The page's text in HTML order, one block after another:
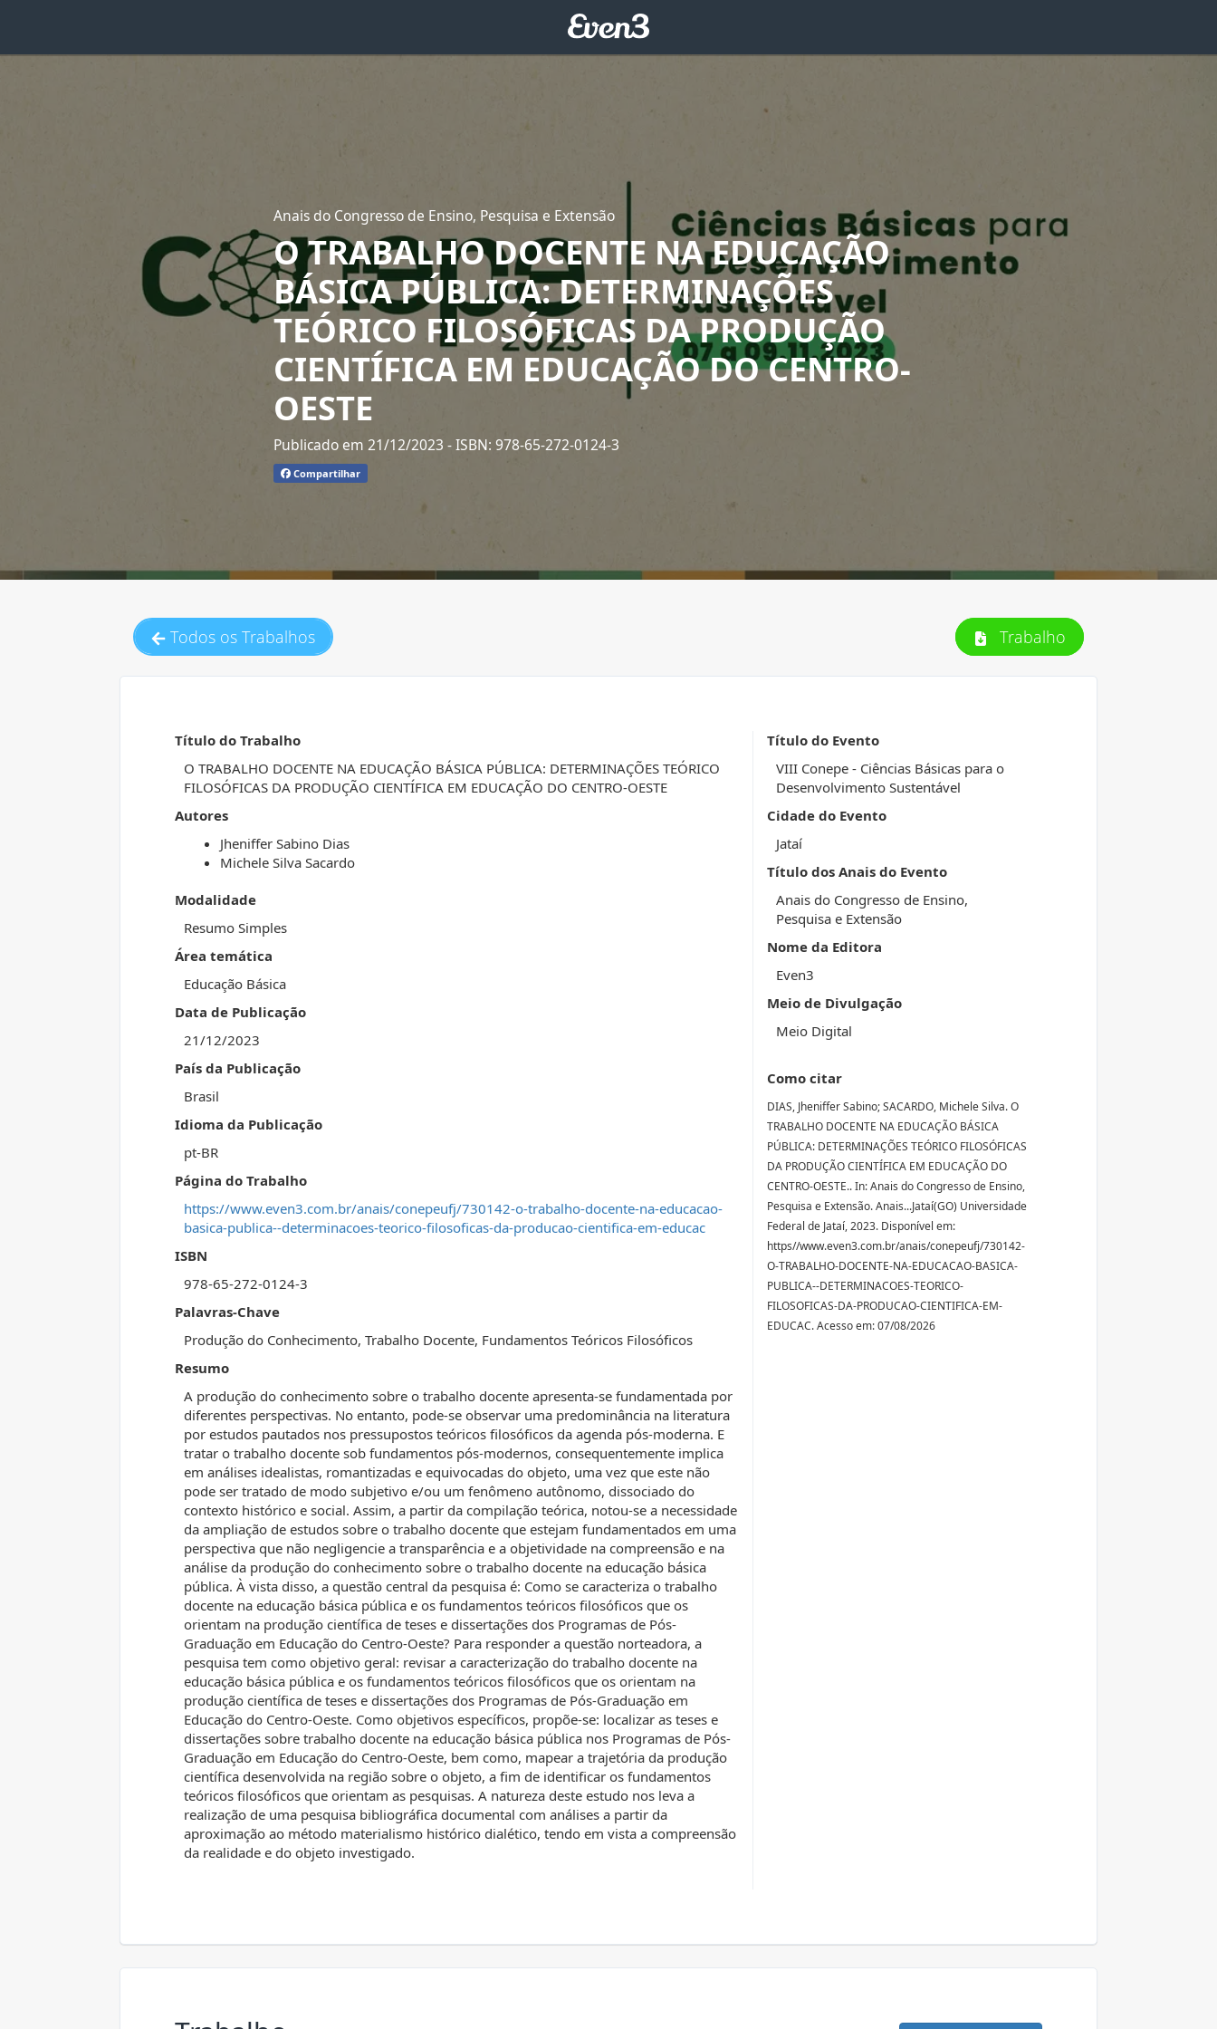
Anais do Congresso de Ensino, Pesquisa e Extensão
O TRABALHO DOCENTE NA EDUCAÇÃO
BÁSICA PÚBLICA: DETERMINAÇÕES
TEÓRICO FILOSÓFICAS DA PRODUÇÃO
CIENTÍFICA EM EDUCAÇÃO DO CENTRO-
OESTE
Publicado em 21/12/2023- ISBN: 978-65-272-0124-3
Compartilhar
Todos os Trabalhos Trabalho
Título do Trabalho
O TRABALHO DOCENTE NA EDUCAÇÃO BÁSICA PÚBLICA: DETERMINAÇÕES TEÓRICO
FILOSÓFICAS DA PRODUÇÃO CIENTÍFICA EM EDUCAÇÃO DO CENTRO-OESTE
Autores
Jheniffer Sabino Dias
Michele Silva Sacardo
Modalidade
Resumo Simples
Área temática
Educação Básica
Data de Publicação
21/12/2023
País da Publicação
Brasil
Idioma da Publicação
pt-BR
Página do Trabalho
https://www.even3.com.br/anais/conepeufj/730142-o-trabalho-docente-na-educacao-
basica-publica--determinacoes-teorico-filosoficas-da-producao-cientifica-em-educac
ISBN
978-65-272-0124-3
Palavras-Chave
Produção do Conhecimento, Trabalho Docente, Fundamentos Teóricos Filosóficos
Resumo
A produção do conhecimento sobre o trabalho docente apresenta-se fundamentada por
diferentes perspectivas. No entanto, pode-se observar uma predominância na literatura
por estudos pautados nos pressupostos teóricos filosóficos da agenda pós-moderna. E
tratar o trabalho docente sob fundamentos pós-modernos, consequentemente implica
em análises idealistas, romantizadas e equivocadas do objeto, uma vez que este não
pode ser tratado de modo subjetivo e/ou um fenômeno autônomo, dissociado do
contexto histórico e social. Assim, a partir da compilação teórica, notou-se a necessidade
da ampliação de estudos sobre o trabalho docente que estejam fundamentados em uma
perspectiva que não negligencie a transparência e a objetividade na compreensão e na
análise da produção do conhecimento sobre o trabalho docente na educação básica
pública. À vista disso, a questão central da pesquisa é: Como se caracteriza o trabalho
docente na educação básica pública e os fundamentos teóricos filosóficos que os
orientam na produção científica de teses e dissertações dos Programas de Pós-
Graduação em Educação do Centro-Oeste? Para responder a questão norteadora, a
pesquisa tem como objetivo geral: revisar a caracterização do trabalho docente na
educação básica pública e os fundamentos teóricos filosóficos que os orientam na
produção científica de teses e dissertações dos Programas de Pós-Graduação em
Educação do Centro-Oeste. Como objetivos específicos, propõe-se: localizar as teses e
dissertações sobre trabalho docente na educação básica pública nos Programas de Pós-
Graduação em Educação do Centro-Oeste, bem como, mapear a trajetória da produção
científica desenvolvida na região sobre o objeto, a fim de identificar os fundamentos
teóricos filosóficos que orientam as pesquisas. A natureza deste estudo nos leva a
realização de uma pesquisa bibliográfica documental com análises a partir da
aproximação ao método materialismo histórico dialético, tendo em vista a compreensão
da realidade e do objeto investigado.
Título do Evento
VIII Conepe - Ciências Básicas para o
Desenvolvimento Sustentável
Cidade do Evento
Jataí
Título dos Anais do Evento
Anais do Congresso de Ensino,
Pesquisa e Extensão
Nome da Editora
Even3
Meio de Divulgação
Meio Digital
Como citar
DIAS, Jheniffer Sabino; SACARDO, Michele Silva. O
TRABALHO DOCENTE NA EDUCAÇÃO BÁSICA
PÚBLICA: DETERMINAÇÕES TEÓRICO FILOSÓFICAS
DA PRODUÇÃO CIENTÍFICA EM EDUCAÇÃO DO
CENTRO-OESTE.. In: Anais do Congresso de Ensino,
Pesquisa e Extensão. Anais...Jataí(GO) Universidade
Federal de Jataí, 2023. Disponível em:
https//www.even3.com.br/anais/conepeufj/730142-
O-TRABALHO-DOCENTE-NA-EDUCACAO-BASICA-
PUBLICA--DETERMINACOES-TEORICO-
FILOSOFICAS-DA-PRODUCAO-CIENTIFICA-EM-
EDUCAC. Acesso em: 07/08/2026